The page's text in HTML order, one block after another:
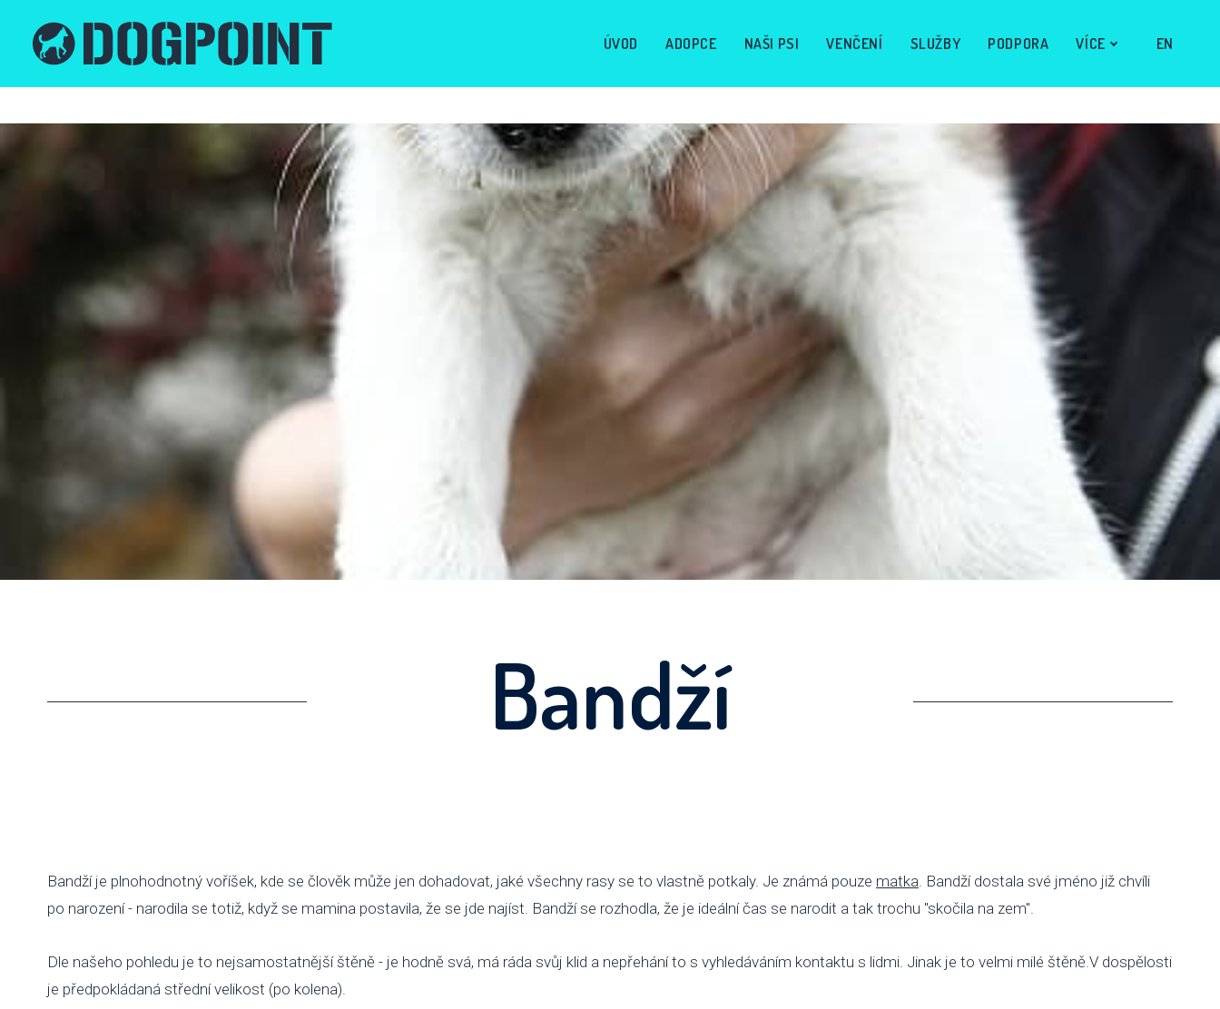
ÚVOD ADOPCE NAŠI PSI VENČENÍ SLUŽBY PODPORA VÍCE CS
EN
Bandží
Bandží je plnohodnotný voříšek, kde se člověk může jen dohadovat, jaké všechny rasy se to vlastně potkaly. Je známá pouze matka. Bandží dostala své jméno již chvíli
po narození - narodila se totiž, když se mamina postavila, že se jde najíst. Bandží se rozhodla, že je ideální čas se narodit a tak trochu "skočila na zem".
Dle našeho pohledu je to nejsamostatnější štěně - je hodně svá, má ráda svůj klid a nepřehání to s vyhledáváním kontaktu s lidmi. Jinak je to velmi milé štěně.V dospělosti
je předpokládaná střední velikost (po kolena).